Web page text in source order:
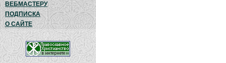
ВЕБМАСТЕРУ
ПОДПИСКА
О САЙТЕ